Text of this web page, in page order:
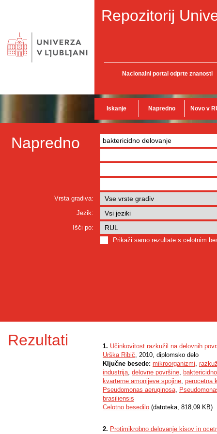
Repozitorij
Nacionalni portal odprte znanosti
Iskanje Napredno Novo v
Napredno
Vrsta gradiva:
Jezik:
Išči po:
Prikaži samo rezultate s celotnim
Rezultati 1. Učinkovitost razkužil na delovnih
Urška Ribič, 2010, diplomsko delo
Ključne besede: mikroorganizmi,
industrija, delovne površine,
kvarterne amonijeve spojine, perocetna
Pseudomonas aeruginosa,
brasiliensis
Celotno besedilo (datoteka, 818,09 KB)
2. Protimikrobno delovanje kisov in